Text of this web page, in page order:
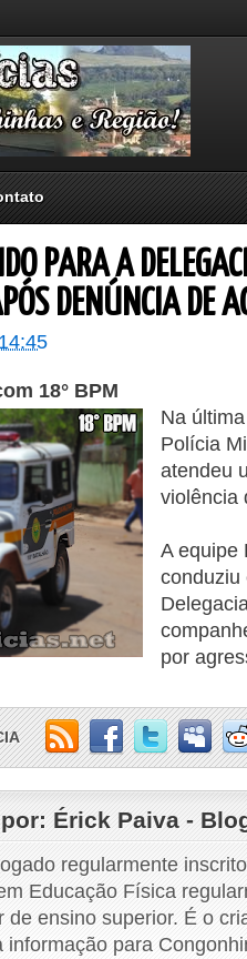
PARA A
DENÚNCIA DE
14:45
18° BPM
Na
Polícia
atendeu
violência
A equipe
conduziu
por
Érick Paiva -
regularmente
Educação Física
de ensino superior. É o
para